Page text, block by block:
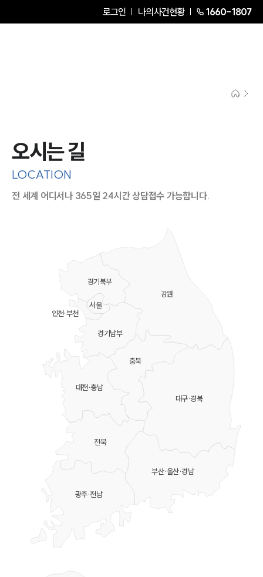
로그인 나의사건현황 1660-1807
오시는 길
LOCATION
전 세계 어디서나 365일 24시간 상담접수 가능합니다.
강원
충북
대전·충남
대구·경북
부산·울산·경남
전북
광주·전남
경기북부
경기남부
서울
인천·부천